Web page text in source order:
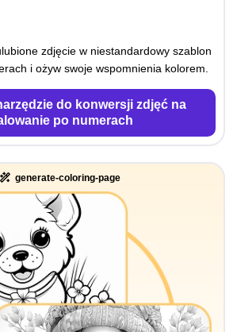
zdjęcie w niestandardowy szablon
i ożyw swoje wspomnienia kolorem.
do konwersji zdjęć na
po numerach
generate-coloring-page